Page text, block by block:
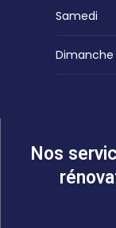
Samedi
Dimanche
Nos